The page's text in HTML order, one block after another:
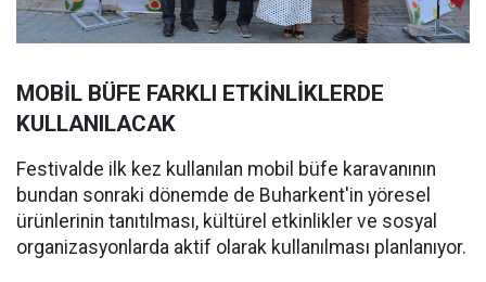
MOBİL BÜFE FARKLI ETKİNLİKLERDE
KULLANILACAK
Festivalde ilk kez kullanılan mobil büfe karavanının
bundan sonraki dönemde de Buharkent'in yöresel
ürünlerinin tanıtılması, kültürel etkinlikler ve sosyal
organizasyonlarda aktif olarak kullanılması planlanıyor.